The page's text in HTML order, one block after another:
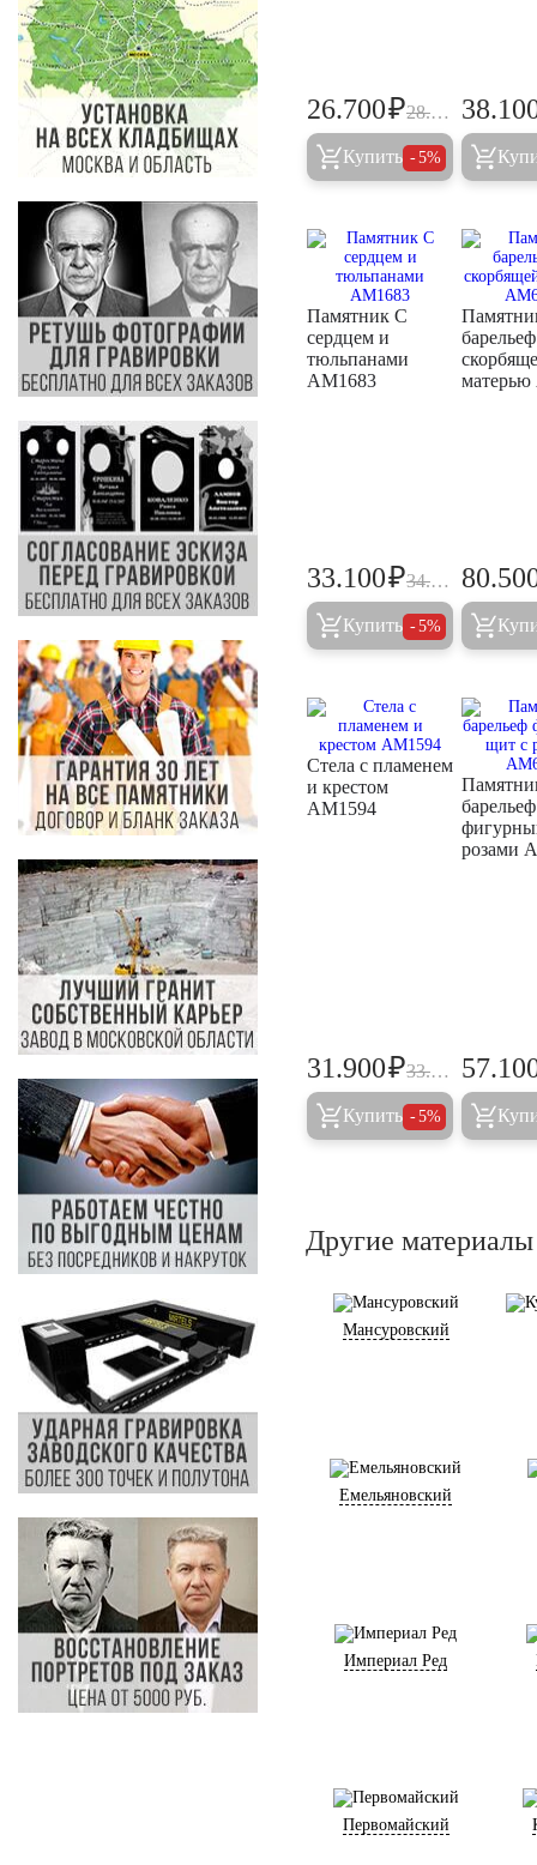
28.100
26.700₽
Купить 5%
Памятник С
сердцем и
тюльпанами
AM1683
34.800
33.100₽
Купить 5%
Стела с пламенем
и крестом
AM1594
33.600
31.900₽
Купить 5%
барельеф
розами
Другие материалы
Мансуровский
Емельяновский
Империал Ред
Первомайский